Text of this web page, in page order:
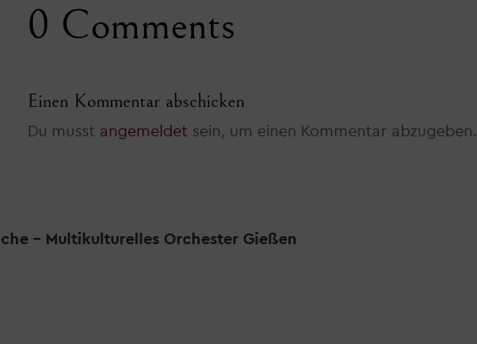
0 Comments
Einen Kommentar abschicken
Du musst angemeldet sein, um einen Kommentar abzugeben.
- Multikulturelles Orchester Gießen